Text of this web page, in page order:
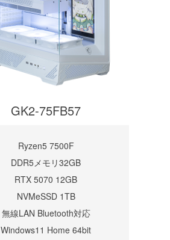
GK2-75FB57
Ryzen5 7500F
DDR5メモリ32GB
RTX 5070 12GB
NVMeSSD 1TB
無線LAN Bluetooth対応
Windows11 Home 64bit